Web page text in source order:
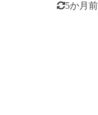
5か月前